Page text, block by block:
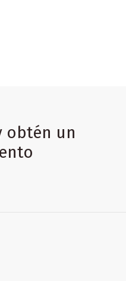
obtén un